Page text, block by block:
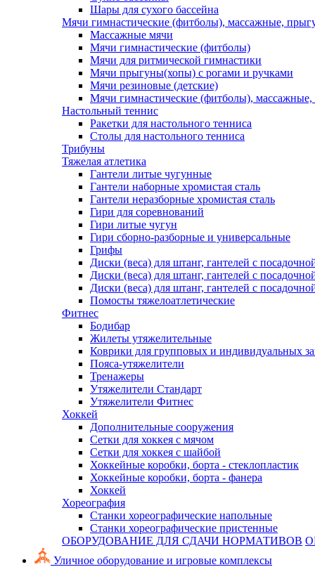
Шары для сухого бассейна
Мячи гимнастические (фитболы), массажные,
Массажные мячи
Мячи гимнастические (фитболы)
Мячи для ритмической гимнастики
Мячи прыгуны(хопы) с рогами и ручками
Мячи резиновые (детские)
Мячи гимнастические (фитболы),
Настольный теннис
Ракетки для настольного тенниса
Столы для настольного тенниса
Трибуны
Тяжелая атлетика
Гантели литые чугунные
Гантели наборные хромистая сталь
Гантели неразборные хромистая сталь
Гири для соревнований
Гири литые чугун
Гири сборно-разборные и универсальные
Грифы
Диски (веса) для штанг, гантелей с
Диски (веса) для штанг, гантелей с
Диски (веса) для штанг, гантелей с
Помосты тяжелоатлетические
Фитнес
Бодибар
Жилеты утяжелительные
Коврики для групповых и индивидуальных
Пояса-утяжелители
Тренажеры
Утяжелители Стандарт
Утяжелители Фитнес
Хоккей
Дополнительные сооружения
Сетки для хоккея с мячом
Сетки для хоккея с шайбой
Хоккейные коробки, борта - стеклопластик
Хоккейные коробки, борта - фанера
Хоккей
Хореография
Станки хореографические напольные
Станки хореографические пристенные
ОБОРУДОВАНИЕ ДЛЯ СДАЧИ НОРМАТИВОВ
Уличное оборудование и игровые комплексы